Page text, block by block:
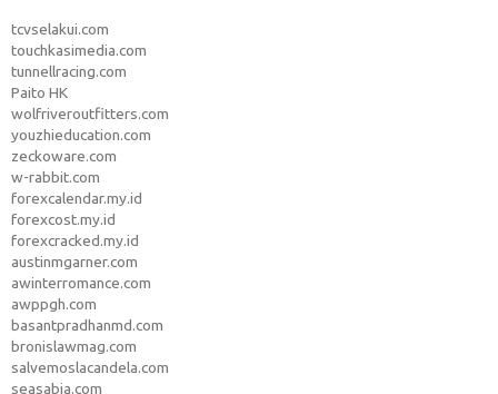
tcvselakui.com
touchkasimedia.com
tunnellracing.com
Paito HK
wolfriveroutfitters.com
youzhieducation.com
zeckoware.com
w-rabbit.com
forexcalendar.my.id
forexcost.my.id
forexcracked.my.id
austinmgarner.com
awinterromance.com
awppgh.com
basantpradhanmd.com
bronislawmag.com
salvemoslacandela.com
seasabia.com